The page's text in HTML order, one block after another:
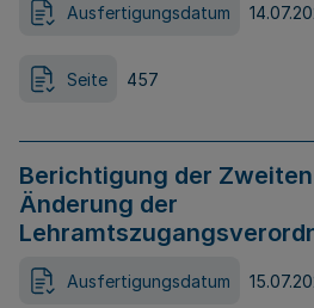
Ausfertigungsdatum
Seite 457
Berichtigung der
Änderung der
Ausfertigungsdatum